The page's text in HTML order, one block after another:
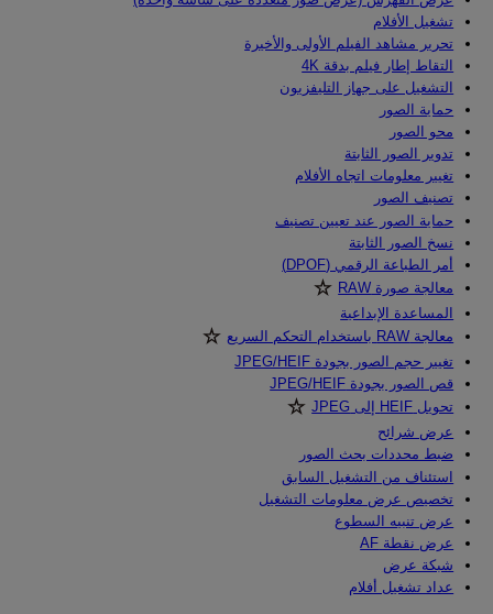
تشغيل الأفلام
تحرير مشاهد الفيلم الأولى والأخيرة
التقاط إطار فيلم بدقة 4K
التشغيل على جهاز التليفزيون
حماية الصور
محو الصور
تدوير الصور الثابتة
تغيير معلومات اتجاه الأفلام
تصنيف الصور
حماية الصور عند تعيين تصنيف
نسخ الصور الثابتة
أمر الطباعة الرقمي (DPOF)
معالجة صورة RAW‏
المساعدة الإبداعية
معالجة RAW باستخدام التحكم السريع‏
تغيير حجم الصور بجودة JPEG/HEIF
قص الصور بجودة JPEG/HEIF
تحويل HEIF إلى JPEG‏
عرض شرائح
ضبط محددات بحث الصور
استئناف من التشغيل السابق
تخصيص عرض معلومات التشغيل
عرض تنبيه السطوع
عرض نقطة AF
شبكة عرض
عداد تشغيل أفلام